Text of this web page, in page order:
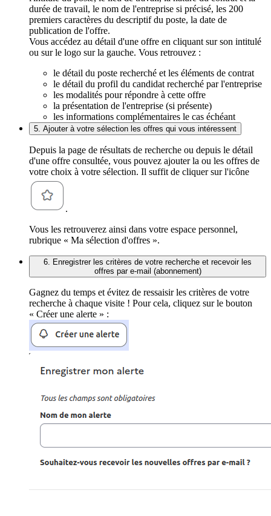
durée de travail, le nom de l'entreprise si précisé, les 200
premiers caractères du descriptif du poste, la date de
publication de l'offre.
Vous accédez au détail d'une offre en cliquant sur son intitulé
ou sur le logo sur la gauche. Vous retrouvez :
le détail du poste recherché et les éléments de contrat
le détail du profil du candidat recherché par l'entreprise
les modalités pour répondre à cette offre
la présentation de l'entreprise (si présente)
les informations complémentaires le cas échéant
5. Ajouter à votre sélection les offres qui vous intéressent
Depuis la page de résultats de recherche ou depuis le détail
d'une offre consultée, vous pouvez ajouter la ou les offres de
votre choix à votre sélection. Il suffit de cliquer sur l'icône
.
Vous les retrouverez ainsi dans votre espace personnel,
rubrique « Ma sélection d'offres ».
6. Enregistrer les critères de votre recherche et recevoir les
offres par e-mail (abonnement)
Gagnez du temps et évitez de ressaisir les critères de votre
recherche à chaque visite ! Pour cela, cliquez sur le bouton
« Créer une alerte » :